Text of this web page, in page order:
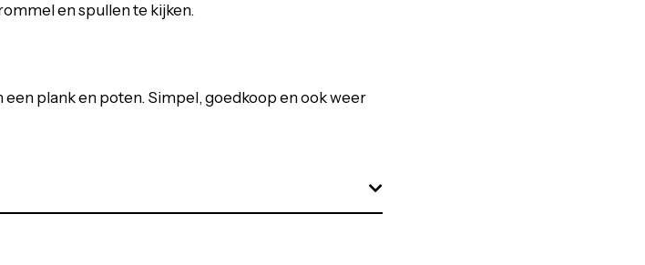
en spullen te kijken.
plank en poten. Simpel, goedkoop en ook weer